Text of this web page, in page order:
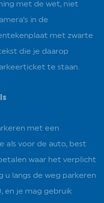
met de wet, niet
in de
met zwarte
die je daarop
te staan.
met een
als voor de auto, best
waar het verplicht
u langs de weg parkeren
en je mag gebruik